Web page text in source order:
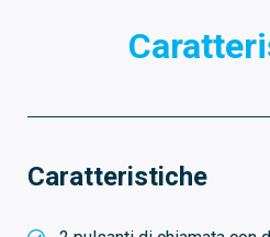
Caratteristiche